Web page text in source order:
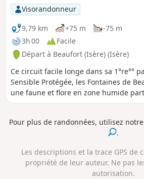
Visorandonneur
9,79 km
+75 m
-75 m
3h 00
Facile
Départ à Beaufort (Isère) (Isère)
Ce circuit facile longe dans sa 1°re°°
Sensible Protégée, les Fontaines de
une faune et flore en zone humide
RANDONNEURS (SES) QUI
sur le circuit.
Pour plus de randonnées, utilisez notre
.
Les descriptions et la trace GPS de
propriété de leur auteur. Ne pas
autorisation.